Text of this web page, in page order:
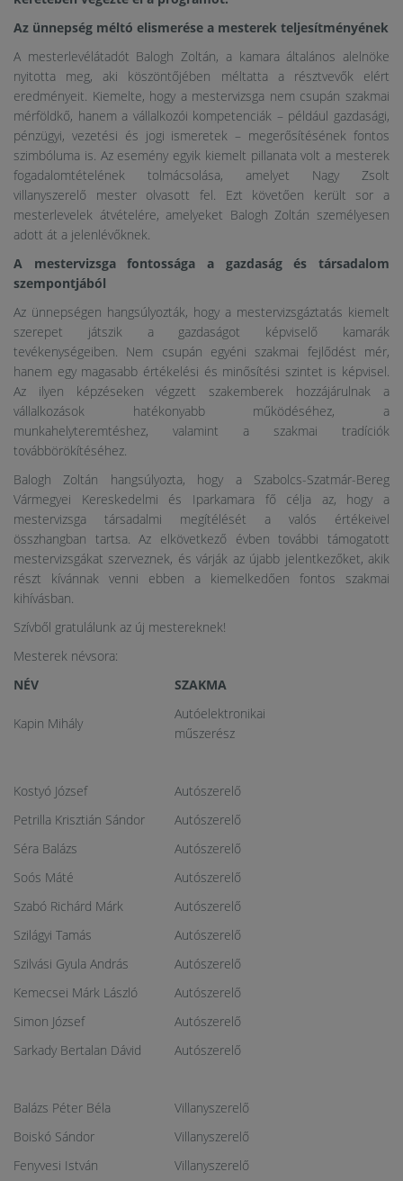
Az ünnepség méltó elismerése a mesterek teljesítményének
A mesterlevélátadót Balogh Zoltán, a kamara általános alelnöke
nyitotta meg, aki köszöntőjében méltatta a résztvevők elért
eredményeit. Kiemelte, hogy a mestervizsga nem csupán szakmai
mérföldkő, hanem a vállalkozói kompetenciák – például gazdasági,
pénzügyi, vezetési és jogi ismeretek – megerősítésének fontos
szimbóluma is. Az esemény egyik kiemelt pillanata volt a mesterek
fogadalomtételének tolmácsolása, amelyet Nagy Zsolt
villanyszerelő mester olvasott fel. Ezt követően került sor a
mesterlevelek átvételére, amelyeket Balogh Zoltán személyesen
adott át a jelenlévőknek.
A mestervizsga fontossága a gazdaság és társadalom
szempontjából
Az ünnepségen hangsúlyozták, hogy a mestervizsgáztatás kiemelt
szerepet játszik a gazdaságot képviselő kamarák
tevékenységeiben. Nem csupán egyéni szakmai fejlődést mér,
hanem egy magasabb értékelési és minősítési szintet is képvisel.
Az ilyen képzéseken végzett szakemberek hozzájárulnak a
vállalkozások hatékonyabb működéséhez, a
munkahelyteremtéshez, valamint a szakmai tradíciók
továbbörökítéséhez.
Balogh Zoltán hangsúlyozta, hogy a Szabolcs-Szatmár-Bereg
Vármegyei Kereskedelmi és Iparkamara fő célja az, hogy a
mestervizsga társadalmi megítélését a valós értékeivel
összhangban tartsa. Az elkövetkező évben további támogatott
mestervizsgákat szerveznek, és várják az újabb jelentkezőket, akik
részt kívánnak venni ebben a kiemelkedően fontos szakmai
kihívásban.
Szívből gratulálunk az új mestereknek!
Mesterek névsora:
NÉV
SZAKMA
Kapin Mihály
Autóelektronikai
műszerész
Kostyó József
Autószerelő
Petrilla Krisztián Sándor
Autószerelő
Séra Balázs
Autószerelő
Soós Máté
Autószerelő
Szabó Richárd Márk
Autószerelő
Szilágyi Tamás
Autószerelő
Szilvási Gyula András
Autószerelő
Kemecsei Márk László
Autószerelő
Simon József
Autószerelő
Sarkady Bertalan Dávid
Autószerelő
Balázs Péter Béla
Villanyszerelő
Boiskó Sándor
Villanyszerelő
Fenyvesi István
Villanyszerelő